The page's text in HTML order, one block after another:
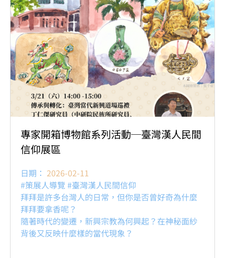
專家開箱博物館系列活動─臺灣漢人民間
信仰展區
日期： 2026-02-11
#策展人導覽 #臺灣漢人民間信仰
拜拜是許多台灣人的日常，但你是否曾好奇為什麼
拜拜要拿香呢？
隨著時代的變遷，新興宗教為何興起？在神秘面紗
背後又反映什麼樣的當代現象？